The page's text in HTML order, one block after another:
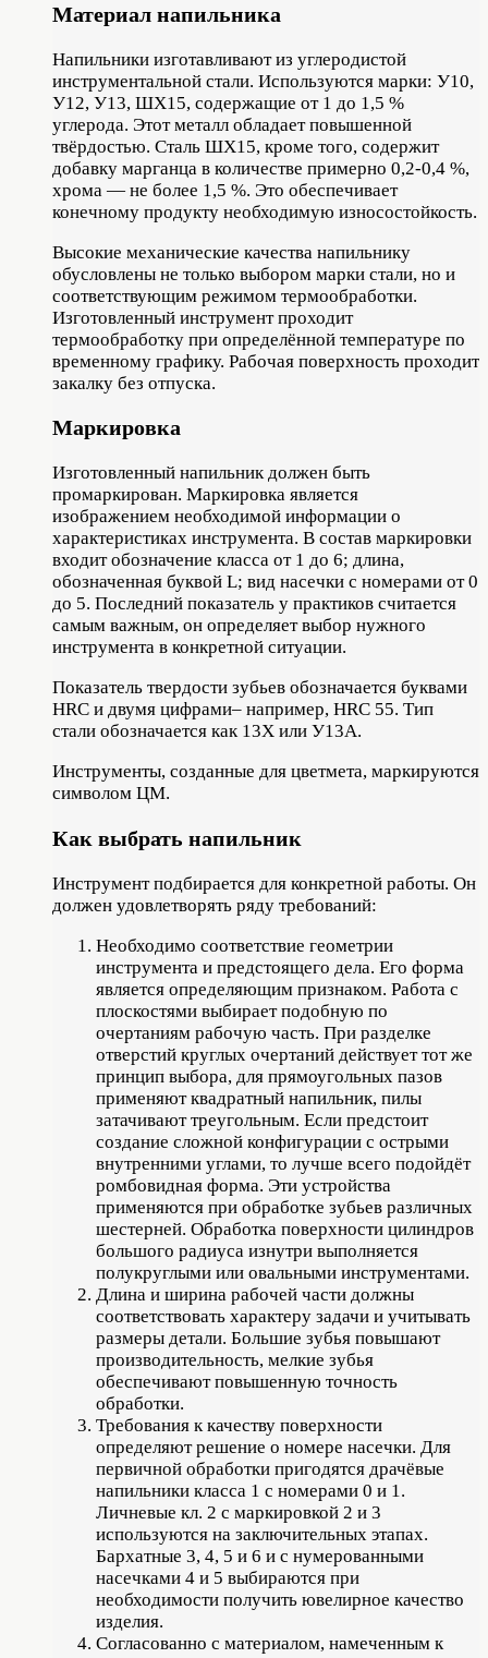
Материал напильника
Напильники изготавливают из углеродистой
инструментальной стали. Используются марки: У10,
У12, У13, ШХ15, содержащие от 1 до 1,5 %
углерода. Этот металл обладает повышенной
твёрдостью. Сталь ШХ15, кроме того, содержит
добавку марганца в количестве примерно 0,2-0,4 %,
хрома — не более 1,5 %. Это обеспечивает
конечному продукту необходимую износостойкость.
Высокие механические качества напильнику
обусловлены не только выбором марки стали, но и
соответствующим режимом термообработки.
Изготовленный инструмент проходит
термообработку при определённой температуре по
временному графику. Рабочая поверхность проходит
закалку без отпуска.
Маркировка
Изготовленный напильник должен быть
промаркирован. Маркировка является
изображением необходимой информации о
характеристиках инструмента. В состав маркировки
входит обозначение класса от 1 до 6; длина,
обозначенная буквой L; вид насечки с номерами от 0
до 5. Последний показатель у практиков считается
самым важным, он определяет выбор нужного
инструмента в конкретной ситуации.
Показатель твердости зубьев обозначается буквами
HRC и двумя цифрами– например, HRC 55. Тип
стали обозначается как 13Х или У13А.
Инструменты, созданные для цветмета, маркируются
символом ЦМ.
Как выбрать напильник
Инструмент подбирается для конкретной работы. Он
должен удовлетворять ряду требований:
Необходимо соответствие геометрии
инструмента и предстоящего дела. Его форма
является определяющим признаком. Работа с
плоскостями выбирает подобную по
очертаниям рабочую часть. При разделке
отверстий круглых очертаний действует тот же
принцип выбора, для прямоугольных пазов
применяют квадратный напильник, пилы
затачивают треугольным. Если предстоит
создание сложной конфигурации с острыми
внутренними углами, то лучше всего подойдёт
ромбовидная форма. Эти устройства
применяются при обработке зубьев различных
шестерней. Обработка поверхности цилиндров
большого радиуса изнутри выполняется
полукруглыми или овальными инструментами.
Длина и ширина рабочей части должны
соответствовать характеру задачи и учитывать
размеры детали. Большие зубья повышают
производительность, мелкие зубья
обеспечивают повышенную точность
обработки.
Требования к качеству поверхности
определяют решение о номере насечки. Для
первичной обработки пригодятся драчёвые
напильники класса 1 с номерами 0 и 1.
Личневые кл. 2 с маркировкой 2 и 3
используются на заключительных этапах.
Бархатные 3, 4, 5 и 6 и с нумерованными
насечками 4 и 5 выбираются при
необходимости получить ювелирное качество
изделия.
Согласованно с материалом, намеченным к